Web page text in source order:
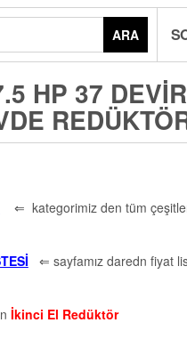
ARA
HP 37 DEVIR
⇐ kategorimiz den tüm
⇐ sayfamız daredn fiyat
İkinci El Redüktör